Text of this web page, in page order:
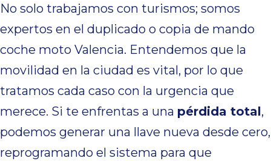
No solo trabajamos con turismos; somos
expertos en el duplicado o copia de mando
coche moto Valencia. Entendemos que la
movilidad en la ciudad es vital, por lo que
tratamos cada caso con la urgencia que
merece. Si te enfrentas a una pérdida total,
podemos generar una llave nueva desde cero,
reprogramando el sistema para que